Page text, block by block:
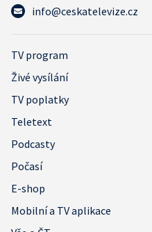
info@ceskatelevize.cz
TV program
Živé vysílání
TV poplatky
Teletext
Podcasty
Počasí
E-shop
Mobilní a TV aplikace